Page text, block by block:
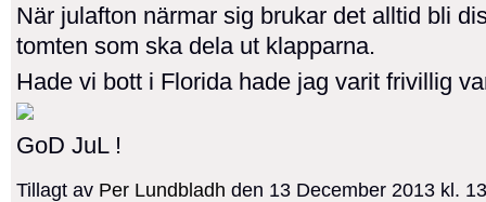
När julafton närmar sig brukar det alltid bli
tomten som ska dela ut klapparna.
Hade vi bott i Florida hade jag varit frivillig
GoD JuL !
Tillagt av Per Lundbladh den 13 December 2013 kl.